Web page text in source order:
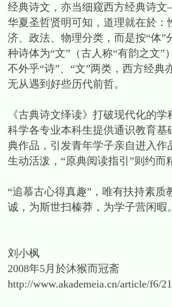
经典诗文，亦当细窥西方经典诗
华夏圣哲贤明可知，道理就在於
济、政法、物理分类，而是按“体
种诗体为“文”（古人称“有韵之文
不外乎“诗”、“文”两类，西方经
无从遇到好些历代前哲。
《古典诗文绎读》打破现代化的
科学各专业本科生提供通识教育
典作品，引发青年学子亲自进入
生动活泼，“原典阅读指引”则约
“追慕古心得真趣”，唯有扶持素
诚，为斯世扫榛莽，为学子营闲暇。
刘小枫
2008年5月於沐猴而冠斋
http://www.akademeia.cn/article/f6/